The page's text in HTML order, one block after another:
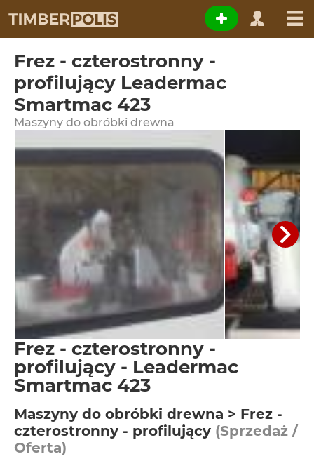
Frez - czterostronny -
profilujący Leadermac
Smartmac 423
Maszyny do obróbki drewna
Frez - czterostronny -
profilujący - Leadermac
Smartmac 423
Maszyny do obróbki drewna > Frez -
czterostronny - profilujący (Sprzedaż /
Oferta)